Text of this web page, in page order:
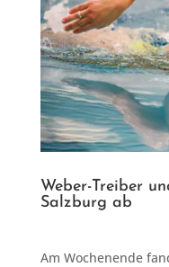
Weber-Treiber
Salzburg ab
Am Wochenende